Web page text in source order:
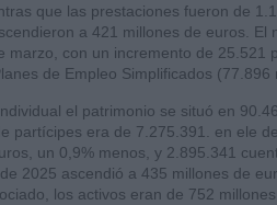
que las prestaciones fueron de
a 421 millones de euros.
marzo, con un incremento de 25.521
de Empleo Simplificados (77.896
el patrimonio se situó en
partícipes era de 7.275.391. en ele
un 0,9% menos, y 2.895.341
2025 ascendió a 435 millones de
los activos eran de 752